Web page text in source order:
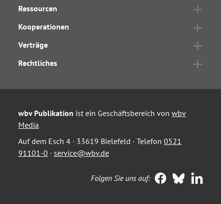
Ressourcen
Kooperationen
Verträge
Rechtliches
wbv Publikation ist ein Geschäftsbereich von wbv
Media
Auf dem Esch 4 · 33619 Bielefeld · Telefon 0521
91101-0 · service@wbv.de
Folgen Sie uns auf: